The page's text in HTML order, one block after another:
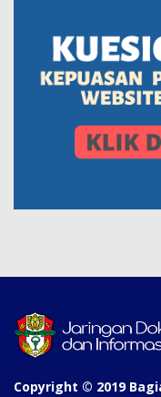
Copyright © 2019